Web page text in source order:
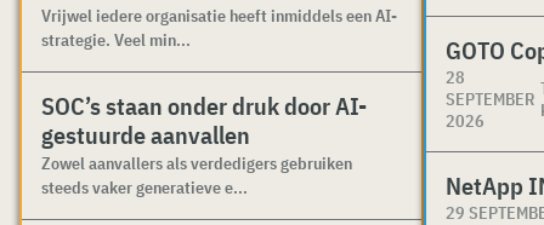
Vrijwel iedere organisatie heeft inmiddels een AI-
strategie. Veel min...
SOC’s staan onder druk door AI-
gestuurde aanvallen
Zowel aanvallers als verdedigers gebruiken
steeds vaker generatieve e...
GOTO
28
SEPTEMBER
2026
NetApp
29